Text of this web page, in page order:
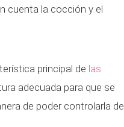
cuenta la cocción y el
principal de las
adecuada para que se
de poder controlarla de